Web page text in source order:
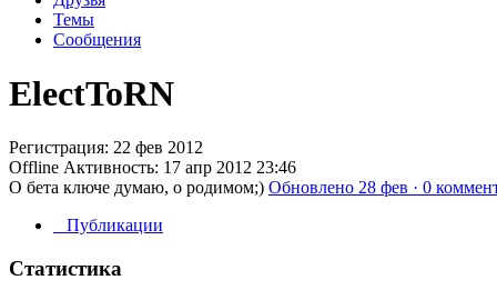
Темы
Сообщения
ElectToRN
Регистрация: 22 фев 2012
Offline Активность: 17 апр 2012 23:46
О бета ключе думаю, о родимом;) Обновлено 28 фев · 0
Публикации
Статистика